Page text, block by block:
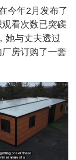
今年2月发布了
看次数已突磲
她与丈夫透过
房订购了一套